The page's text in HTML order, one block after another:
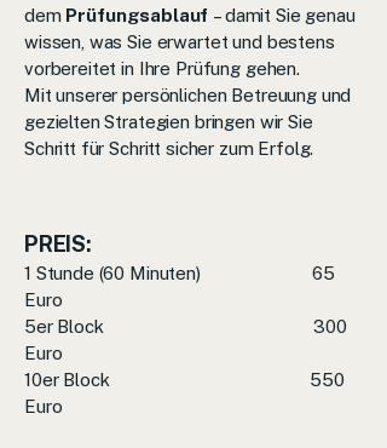
dem Prüfungsablauf – damit Sie genau
wissen, was Sie erwartet und bestens
vorbereitet in Ihre Prüfung gehen.
Mit unserer persönlichen Betreuung und
gezielten Strategien bringen wir Sie
Schritt für Schritt sicher zum Erfolg.
PREIS:
1 Stunde (60 Minuten) 65
Euro
5er Block 300
Euro
10er Block 550
Euro ​